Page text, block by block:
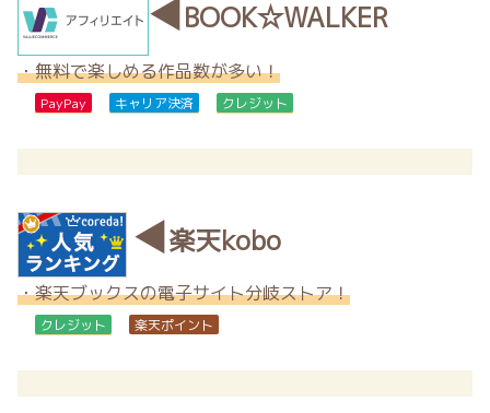
◀ BOOK☆WALKER
・無料で楽しめる作品数が多い！
PayPay キャリア決済 クレジット
◀楽天kobo
・楽天ブックスの電子サイト分岐ストア！
クレジット 楽天ポイント